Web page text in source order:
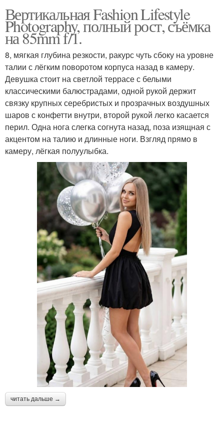
Вертикальная Fashion Lifestyle
Photography, полный рост, съёмка
на 85mm f/1.
8, мягкая глубина резкости, ракурс чуть сбоку на уровне
талии с лёгким поворотом корпуса назад в камеру.
Девушка стоит на светлой террасе с белыми
классическими балюстрадами, одной рукой держит
связку крупных серебристых и прозрачных воздушных
шаров с конфетти внутри, второй рукой легко касается
перил. Одна нога слегка согнута назад, поза изящная с
акцентом на талию и длинные ноги. Взгляд прямо в
камеру, лёгкая полуулыбка.
читать дальше →